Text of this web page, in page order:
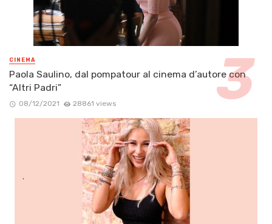
CINEMA
Paola Saulino, dal pompatour al cinema d’autore con
“Altri Padri”
08/12/2021 28861 views